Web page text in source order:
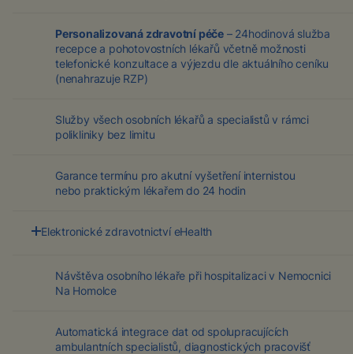
Personalizovaná zdravotní péče – 24hodinová služba
recepce a pohotovostních lékařů včetně možnosti
telefonické konzultace a výjezdu dle aktuálního ceníku
(nenahrazuje RZP)
Služby všech osobních lékařů a specialistů v rámci
polikliniky bez limitu
Garance termínu pro akutní vyšetření internistou
nebo praktickým lékařem do 24 hodin
Elektronické zdravotnictví eHealth
termínům návštěv, přehledu předepsané medikace
a možnost chatu či videokonzultace s lékařem. To vše
Návštěva osobního lékaře při hospitalizaci v Nemocnici
Na Homolce
Automatická integrace dat od spolupracujících
ambulantních specialistů, diagnostických pracovišť